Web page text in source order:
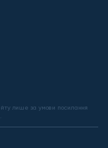
лише за умови посилання